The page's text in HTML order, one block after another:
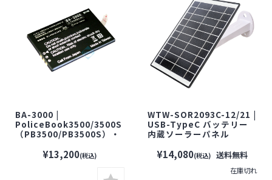
BA-3000 |
PoliceBook3500/3500S
（PB3500/PB3500S）・
PS-3000用交換バッテリ
ー【サンメカトロニク
¥13,200(税込)
WTW-SOR2093C-12/21 |
USB-TypeC バッテリー
内蔵ソーラーパネル
h)【防犯カメラ】【監視
カメラ】【屋外対応】
¥14,080(税込) 送料無料
在庫切れ